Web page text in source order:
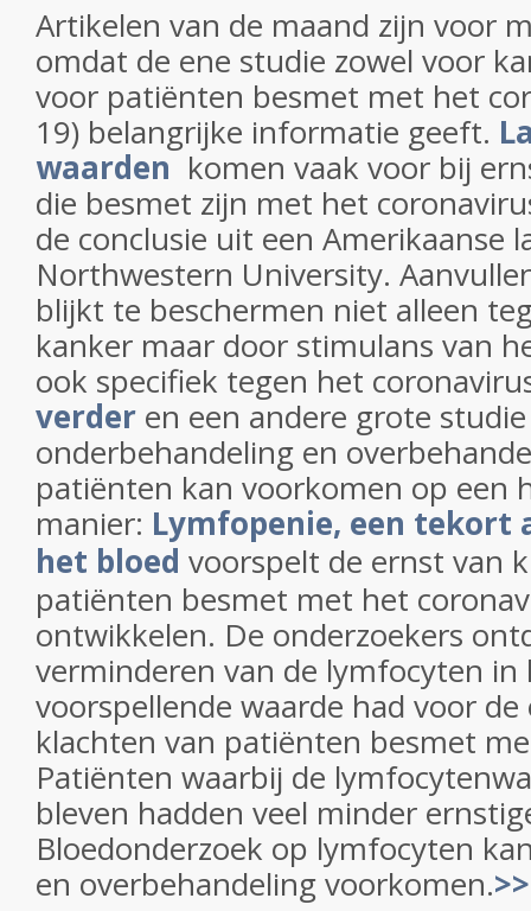
Artikelen van de maand zijn voor
omdat de ene studie zowel voor
voor patiënten besmet met het
19) belangrijke informatie geeft.
waarden komen vaak voor bij
die besmet zijn met het
de conclusie uit een Amerikaanse
Northwestern University.
blijkt te beschermen niet alleen
kanker maar door stimulans van
ook specifiek tegen het
verder en een andere grote
onderbehandeling en
patiënten kan voorkomen op een
manier: Lymfopenie, een tekort
het bloed voorspelt de ernst van
patiënten besmet met het
ontwikkelen. De onderzoekers
verminderen van de lymfocyten
voorspellende waarde had voor
klachten van patiënten besmet
Patiënten waarbij de
bleven hadden veel minder
Bloedonderzoek op lymfocyten
en overbehandeling voorkomen.